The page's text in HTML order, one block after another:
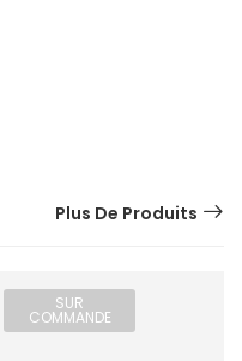
Plus De Produits
SUR
COMMANDE